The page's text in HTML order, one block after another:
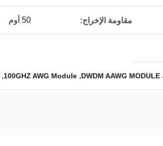
مقاومة الإخراج: 50 أوم
,
100GHZ AWG Module
,